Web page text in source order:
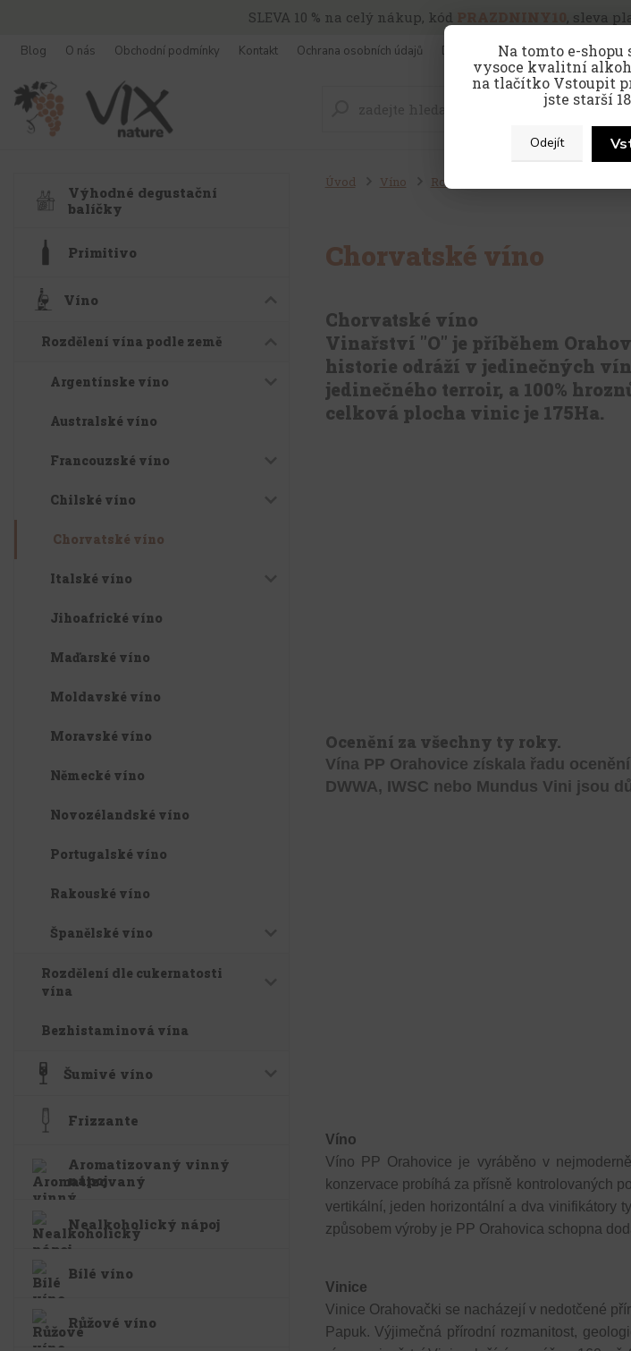
SLEVA 10 % na celý nákup, kód PRAZDNINY10, sleva
Na tomto e-shopu
vysoce kvalitní
na tlačítko Vstoupit
jste starší
Odejít
Blog O nás Obchodní podmínky Kontakt Ochrana osobních údajů Doprava a platba Víno pro firmy
Výhodné degustační
balíčky
Primitivo
Víno
Rozdělení vína podle země
Argentínske víno
Australské víno
Francouzské víno
Chilské víno
Chorvatské víno
Italské víno
Jihoafrické víno
Maďarské víno
Moldavské víno
Moravské víno
Německé víno
Novozélandské víno
Portugalské víno
Rakouské víno
Španělské víno
Rozdělení dle cukernatosti
vína
Bezhistaminová vína
Šumivé víno
Frizzante
Aromatizovaný vinný
nápoj
Nealkoholický nápoj
Bílé víno
Růžové víno
Úvod Víno Rozdělení vína podle země
Chorvatské víno
Chorvatské víno
Vinařství "O" je příběhem
historie odráží v jedinečných
jedinečného terroir, a 100%
celková plocha vinic je 175Ha.
Ocenění za všechny ty roky.
Vína PP Orahovice získala řadu
DWWA, IWSC nebo Mundus Vini jsou
Víno
Víno PP Orahovice je vyráběno v
konzervace probíhá za přísně kontrolovaných
vertikální, jeden horizontální a dva vinifikátory
způsobem výroby je PP Orahovica schopna
Vinice
Vinice Orahovački se nacházejí v nedotčené
Papuk. Výjimečná přírodní rozmanitost,